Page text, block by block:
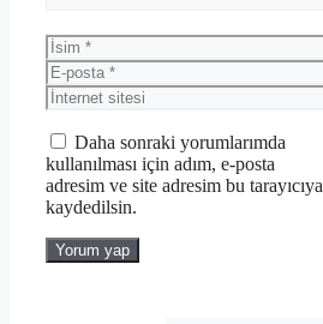
İsim
E-
posta
İnternet
sitesi
Daha sonraki yorumlarımda
kullanılması için adım, e-posta
adresim ve site adresim bu tarayıcıya
kaydedilsin.